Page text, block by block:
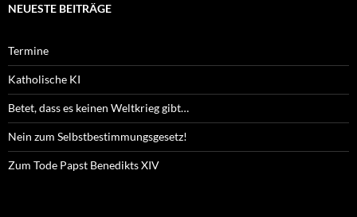
NEUESTE BEITRÄGE
Termine
Katholische KI
Betet, dass es keinen Weltkrieg gibt…
Nein zum Selbstbestimmungsgesetz!
Zum Tode Papst Benedikts XIV